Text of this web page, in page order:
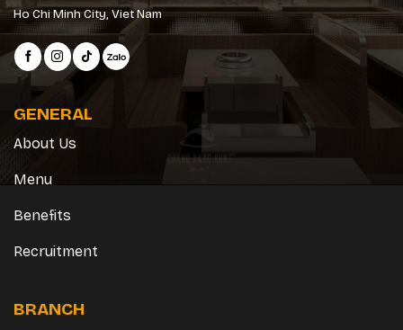
Ho Chi Minh City, Viet Nam
GENERAL
About Us
Menu
Benefits
Recruitment
BRANCH